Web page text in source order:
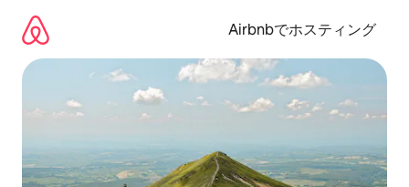
Airbnbでホスティング